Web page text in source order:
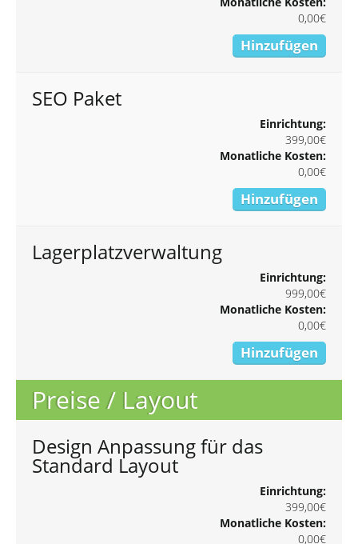
0,00€
Hinzufügen
SEO Paket
Einrichtung:
399,00€
Monatliche Kosten:
0,00€
Hinzufügen
Lagerplatzverwaltung
Einrichtung:
999,00€
Monatliche Kosten:
0,00€
Hinzufügen
Preise / Layout
Design Anpassung für das
Standard Layout
Einrichtung:
399,00€
Monatliche Kosten:
0,00€